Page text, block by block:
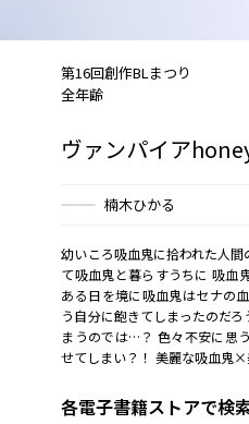
第16回創作BLまつり
全年齢
ヴァンパイア
楠木ひかる
幼いころ吸血鬼に拾われた人
て吸血鬼と暮らすうちに 吸血
ある日を境に吸血鬼はセナの
う自分に飽きてしまったのだ
まうのでは…？ 色々不安に思
せてしまい――？！ 美麗な吸血
各電子書籍ストアで検